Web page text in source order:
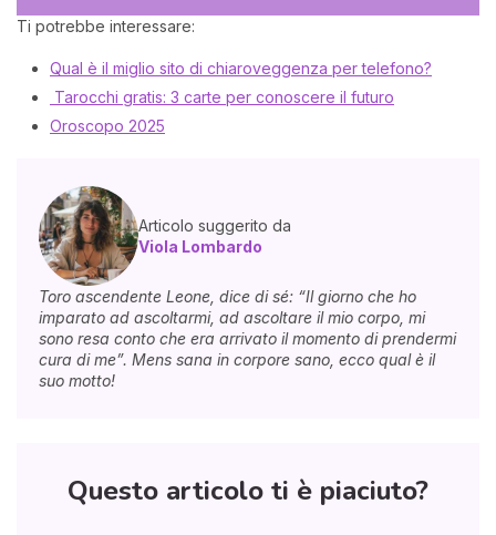
Ti potrebbe interessare:
Qual è il miglio sito di chiaroveggenza per telefono?
Tarocchi gratis: 3 carte per conoscere il futuro
Oroscopo 2025
Articolo suggerito da
Viola Lombardo
Toro ascendente Leone, dice di sé: “Il giorno che ho
imparato ad ascoltarmi, ad ascoltare il mio corpo, mi
sono resa conto che era arrivato il momento di prendermi
cura di me”. Mens sana in corpore sano, ecco qual è il
suo motto!
Questo articolo ti è piaciuto?